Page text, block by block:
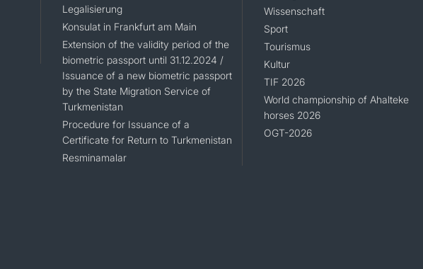
Legalisierung
Konsulat in Frankfurt am Main
Extension of the validity period of the
biometric passport until 31.12.2024 /
Issuance of a new biometric passport
by the State Migration Service of
Turkmenistan
Procedure for Issuance of a
Certificate for Return to Turkmenistan
Resminamalar
Wissenschaft
Sport
Tourismus
Kultur
TIF 2026
World championship of Ahalteke
horses 2026
OGT-2026